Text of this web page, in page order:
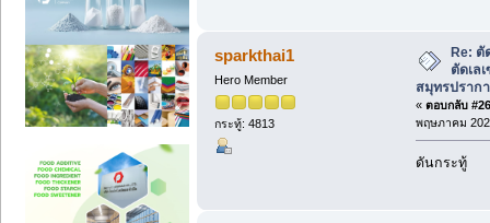
sparkthai1
Hero Member
กระทู้: 4813
Re: ตั
ตัดเล
สมุทรปราก
« ตอบกลับ
พฤษภาคม
ดันกระทู้